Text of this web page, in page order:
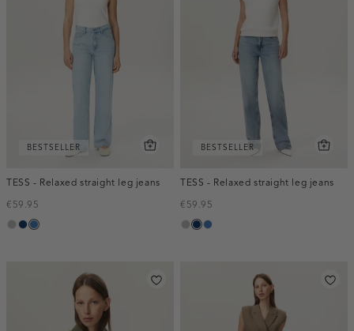
BESTSELLER
TESS - Relaxed straight leg jeans
€59.95
grijs,
blauw,
blauw,
BESTSELLER
TESS - Relaxed straight leg jeans
€59.95
grijs,
blauw,
blauw,